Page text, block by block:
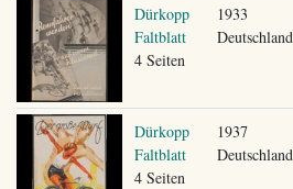
Dürkopp
Faltblatt
4 Seiten
1933
Deutschland
Dürkopp
Faltblatt
4 Seiten
1937
Deutschland